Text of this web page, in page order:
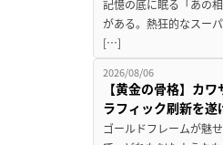
記憶の底に眠る「あの
がある。熱狂的なスー
[…]
2026/08/06
【黄金の骨格】カ
ラフィック刷新を
ゴールドフレームが魅